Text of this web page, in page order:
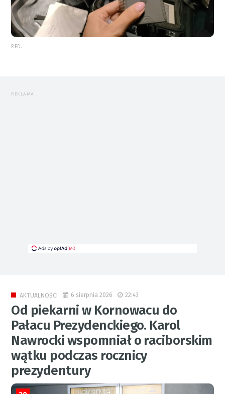
RED.
REKLAMA
AKTUALNOŚCI 6 sierpnia 2026 22:43
Od piekarni w Kornowacu do
Pałacu Prezydenckiego. Karol
Nawrocki wspomniał o raciborskim
wątku podczas rocznicy
prezydentury